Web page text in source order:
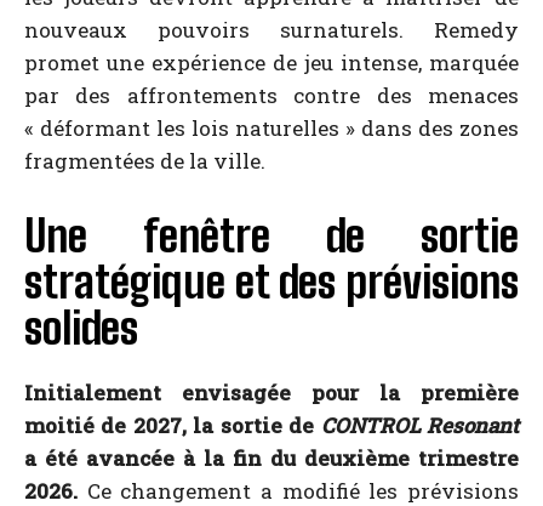
nouveaux pouvoirs surnaturels. Remedy
promet une expérience de jeu intense, marquée
par des affrontements contre des menaces
« déformant les lois naturelles » dans des zones
fragmentées de la ville.
Une fenêtre de sortie
stratégique et des prévisions
solides
Initialement envisagée pour la première
moitié de 2027, la sortie de CONTROL Resonant
a été avancée à la fin du deuxième trimestre
2026. Ce changement a modifié les prévisions